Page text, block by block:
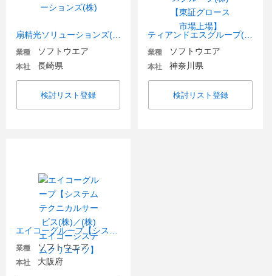
業種 ソフトウエア
本社 長崎県
検討リスト登録
業種 ソフトウエア
本社 神奈川県
検討リスト登録
業種 ソフトウエア
本社 大阪府